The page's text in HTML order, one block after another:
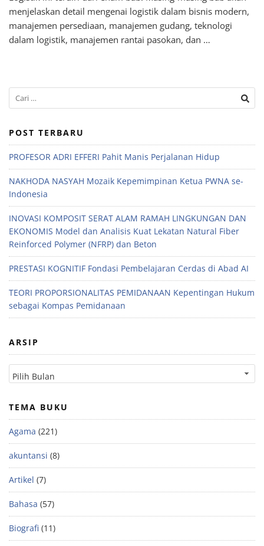
menjelaskan detail mengenai logistik dalam bisnis modern,
manajemen persediaan, manajemen gudang, teknologi
dalam logistik, manajemen rantai pasokan, dan …
POST TERBARU
PROFESOR ADRI EFFERI Pahit Manis Perjalanan Hidup
NAKHODA NASYAH Mozaik Kepemimpinan Ketua PWNA se-
Indonesia
INOVASI KOMPOSIT SERAT ALAM RAMAH LINGKUNGAN DAN
EKONOMIS Model dan Analisis Kuat Lekatan Natural Fiber
Reinforced Polymer (NFRP) dan Beton
PRESTASI KOGNITIF Fondasi Pembelajaran Cerdas di Abad AI
TEORI PROPORSIONALITAS PEMIDANAAN Kepentingan Hukum
sebagai Kompas Pemidanaan
ARSIP
TEMA BUKU
Agama (221)
akuntansi (8)
Artikel (7)
Bahasa (57)
Biografi (11)